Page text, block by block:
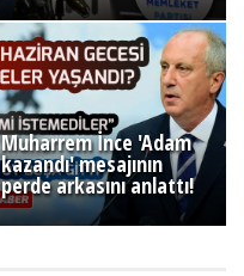
Muharrem İnce 'Adam
kazandı' mesajının
perde arkasını anlattı!